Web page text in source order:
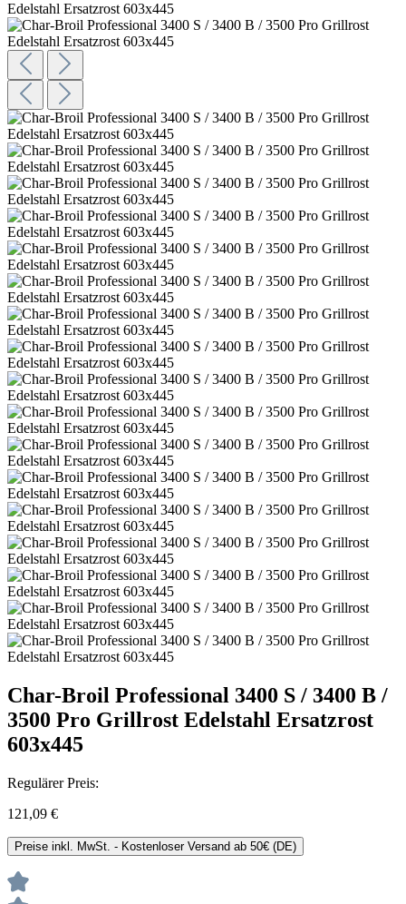
Char-Broil Professional 3400 S / 3400 B /
3500 Pro Grillrost Edelstahl Ersatzrost
603x445
Regulärer Preis:
121,09 €
Preise inkl. MwSt. - Kostenloser Versand ab 50€ (DE)